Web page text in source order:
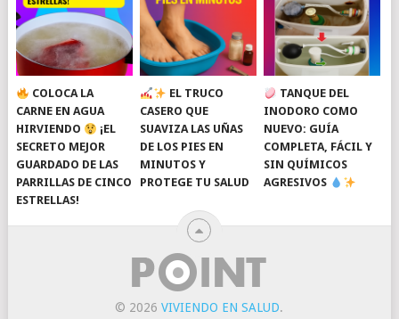
COLOCA LA
CARNE EN AGUA
HIRVIENDO
¡EL
SECRETO MEJOR
GUARDADO DE LAS
PARRILLAS DE CINCO
ESTRELLAS!
EL TRUCO
CASERO QUE
SUAVIZA LAS UÑAS
DE LOS PIES EN
MINUTOS Y
PROTEGE TU SALUD
TANQUE DEL
INODORO COMO
NUEVO: GUÍA
COMPLETA, FÁCIL Y
SIN QUÍMICOS
AGRESIVOS
© 2026VIVIENDO EN SALUD.